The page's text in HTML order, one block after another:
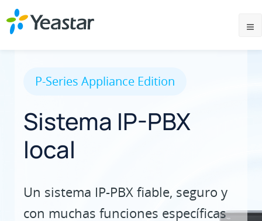
P-Series Appliance Edition
Sistema IP-PBX
local
Un sistema IP-PBX fiable, seguro y
con muchas funciones específicas